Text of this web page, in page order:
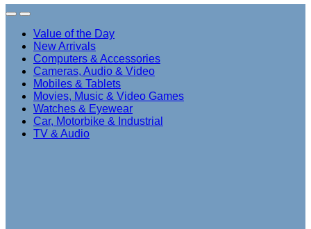
Value of the Day
New Arrivals
Computers & Accessories
Cameras, Audio & Video
Mobiles & Tablets
Movies, Music & Video Games
Watches & Eyewear
Car, Motorbike & Industrial
TV & Audio